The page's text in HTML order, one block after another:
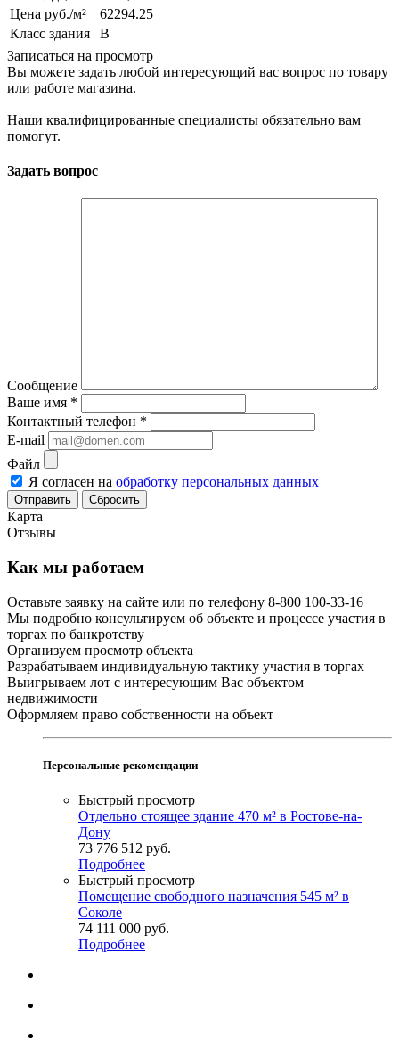
Цена руб./м²
62294.25
Класс здания
B
Записаться на просмотр
Вы можете задать любой интересующий вас вопрос по товару
или работе магазина.
Наши квалифицированные специалисты обязательно вам
помогут.
Задать вопрос
Сообщение
Ваше имя *
Контактный телефон *
E-mail
Файл
Я согласен на обработку персональных данных
Сбросить
Карта
Отзывы
Как мы работаем
Оставьте заявку на сайте или по телефону 8-800 100-33-16
Мы подробно консультируем об объекте и процессе участия в
торгах по банкротству
Организуем просмотр объекта
Разрабатываем индивидуальную тактику участия в торгах
Выигрываем лот с интересующим Вас объектом
недвижимости
Оформляем право собственности на объект
Персональные рекомендации
Быстрый просмотр
Отдельно стоящее здание 470 м² в Ростове-на-
Дону
73 776 512 руб.
Подробнее
Быстрый просмотр
Помещение свободного назначения 545 м² в
Соколе
74 111 000 руб.
Подробнее